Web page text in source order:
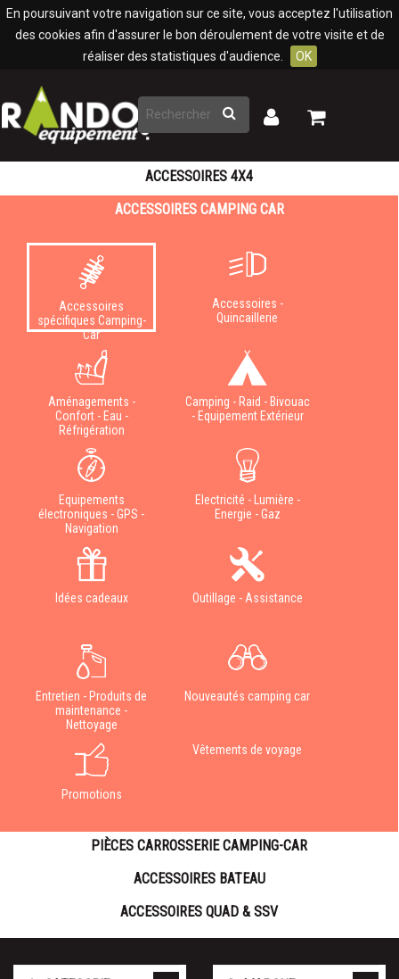
En poursuivant votre navigation sur ce site, vous acceptez l'utilisation
des cookies afin d'assurer le bon déroulement de votre visite et de
réaliser des statistiques d'audience.
OK
Rechercher
Mon
Mon
ACCESSOIRES 4X4
ACCESSOIRES CAMPING CAR
Accessoires
spécifiques Camping-
Car
Accessoires -
Quincaillerie
Aménagements -
Confort - Eau -
Réfrigération
Camping - Raid - Bivouac
- Equipement Extérieur
Equipements
électroniques - GPS -
Navigation
Electricité - Lumière -
Energie - Gaz
Idées cadeaux Outillage - Assistance
Entretien - Produits de
maintenance -
Nettoyage
Nouveautés camping car
Promotions
Vêtements de voyage
PIÈCES CARROSSERIE CAMPING-CAR
ACCESSOIRES BATEAU
ACCESSOIRES QUAD & SSV
Panneau de gestion des cookies